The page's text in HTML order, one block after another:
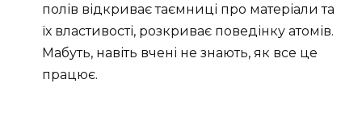
полів відкриває таємниці про матеріали та
їх властивості, розкриває поведінку атомів.
Мабуть, навіть вчені не знають, як все це
працює.